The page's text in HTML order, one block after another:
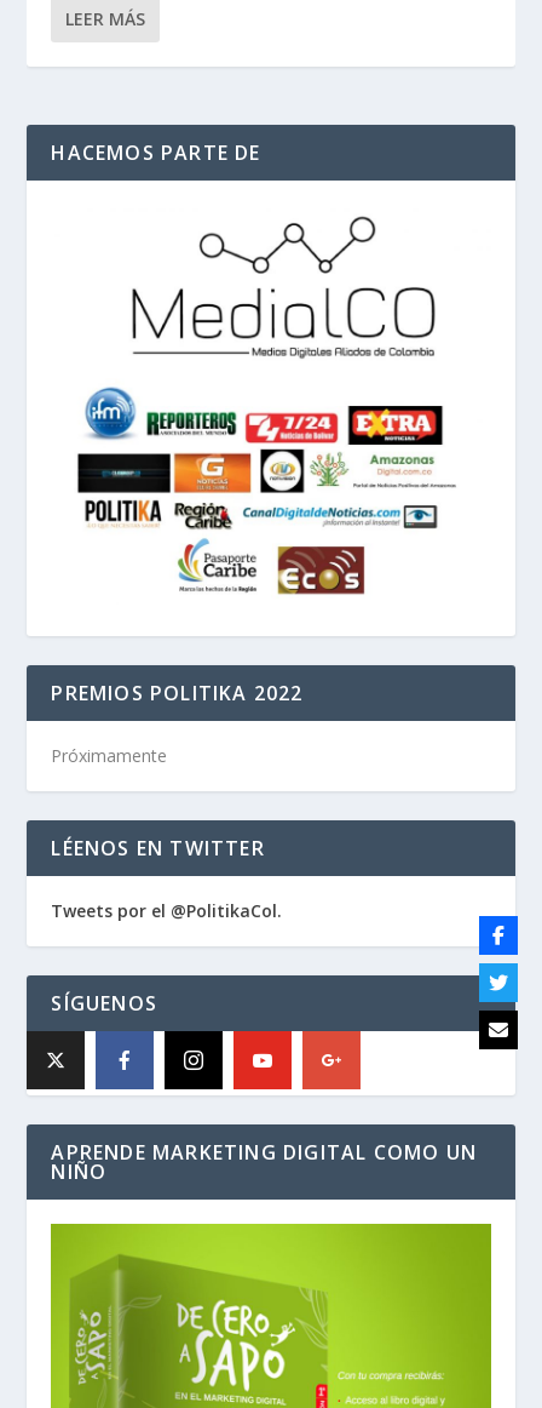
LEER MÁS
HACEMOS PARTE DE
PREMIOS POLITIKA 2022
Próximamente
LÉENOS EN TWITTER
Tweets por el @PolitikaCol.
SÍGUENOS
APRENDE MARKETING DIGITAL COMO UN
NIÑO